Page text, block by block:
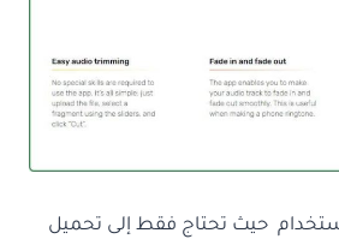
حيث تحتاج فقط إلى تحميل